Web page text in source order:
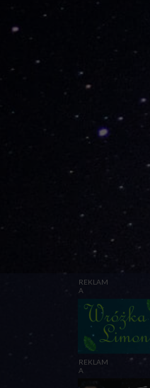
REKLAM
A
REKLAM
A